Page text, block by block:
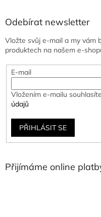
Odebírat newsletter
Vložte svůj e-mail a my vám
produktech na našem e-
E-mail
Vložením e-mailu
údajů
PŘIHLÁSIT SE
Přijímáme online